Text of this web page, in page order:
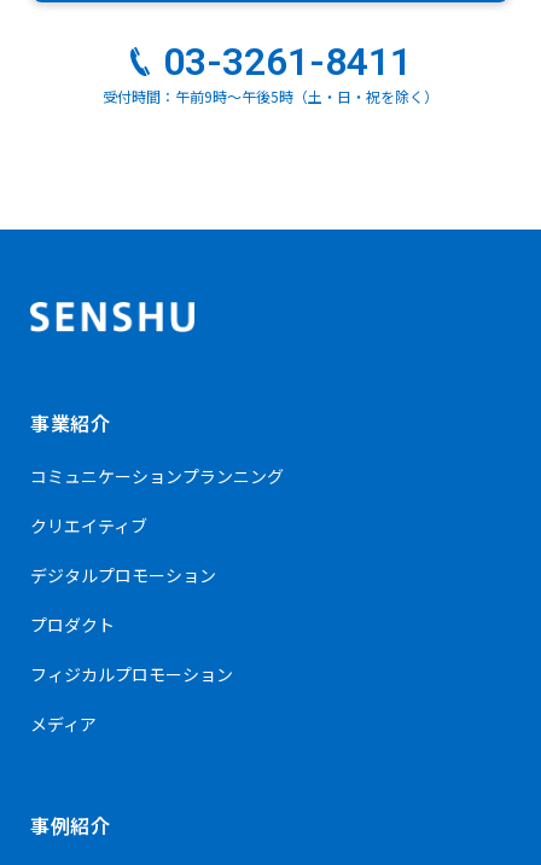
03-3261-8411
受付時間：午前9時～午後5時（土・日・祝を除く）
事業紹介
コミュニケーションプランニング
クリエイティブ
デジタルプロモーション
プロダクト
フィジカルプロモーション
メディア
事例紹介